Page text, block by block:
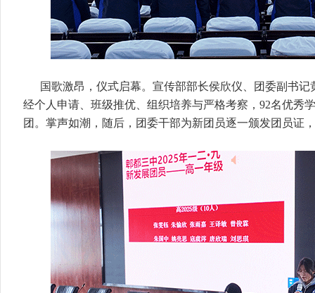
国歌激昂，仪式启幕。宣传部部长侯欣仪、团委副书
经个人申请、班级推优、组织培养与严格考察，92名优秀
团。掌声如潮，随后，团委干部为新团员逐一颁发团员证